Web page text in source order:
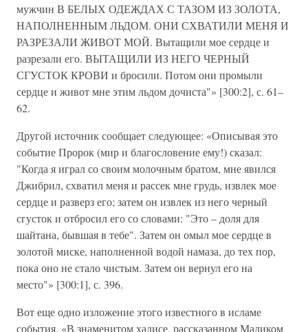
мужчин В БЕЛЫХ ОДЕЖДАХ С ТАЗОМ ИЗ ЗОЛОТА,
НАПОЛНЕННЫМ ЛЬДОМ. ОНИ СХВАТИЛИ МЕНЯ И
РАЗРЕЗАЛИ ЖИВОТ МОЙ. Вытащили мое сердце и
разрезали его. ВЫТАЩИЛИ ИЗ НЕГО ЧЕРНЫЙ
СГУСТОК КРОВИ и бросили. Потом они промыли
сердце и живот мне этим льдом дочиста"» [300:2], с. 61–
62.
Другой источник сообщает следующее: «Описывая это
событие Пророк (мир и благословение ему!) сказал:
"Когда я играл со своим молочным братом, мне явился
Джибрил, схватил меня и рассек мне грудь, извлек мое
сердце и разверз его; затем он извлек из него черный
сгусток и отбросил его со словами: "Это – доля для
шайтана, бывшая в тебе". Затем он омыл мое сердце в
золотой миске, наполненной водой намаза, до тех пор,
пока оно не стало чистым. Затем он вернул его на
место"» [300:1], с. 396.
Вот еще одно изложение этого известного в исламе
события. «В знаменитом хадисе, рассказанном Маликом